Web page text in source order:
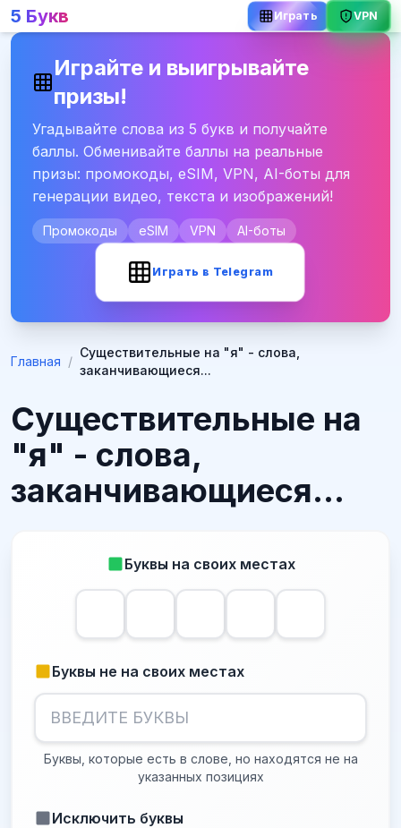
5 Букв Играть VPN
Играйте и выигрывайте
призы!
Угадывайте слова из 5 букв и получайте
баллы. Обменивайте баллы на реальные
призы: промокоды, eSIM, VPN, AI-боты для
генерации видео, текста и изображений!
Промокоды eSIM VPN AI-боты
Играть в Telegram
Главная /
Существительные на "я" - слова,
заканчивающиеся...
Существительные на
"я" - слова,
заканчивающиеся...
Буквы на своих местах
Буквы не на своих местах
Буквы, которые есть в слове, но находятся не на
указанных позициях
Исключить буквы